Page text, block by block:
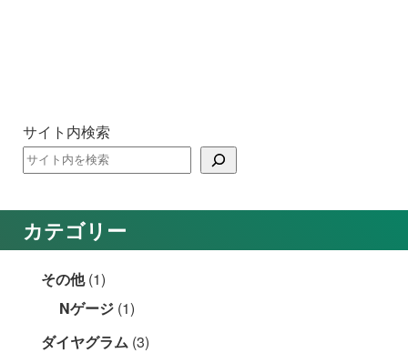
サイト内検索
カテゴリー
その他(1)
Nゲージ (1)
ダイヤグラム (3)